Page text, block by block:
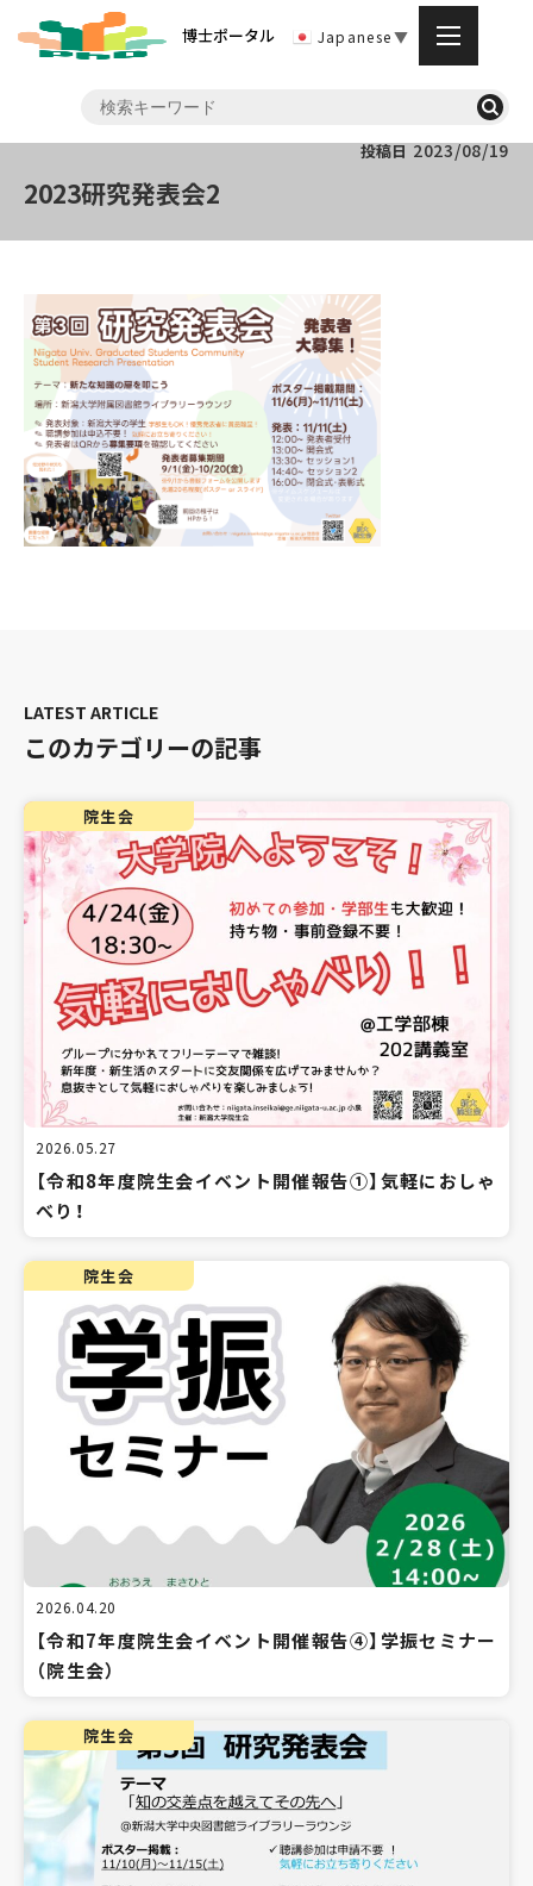
博士ポータル Japanese▼
投稿日 2023/08/19
2023研究発表会2
このカテゴリーの記事
院生会
2026.05.27
【令和8年度院生会イベント開催報告①】気軽におしゃ
べり！
院生会
2026.04.20
【令和7年度院生会イベント開催報告④】学振セミナー
（院生会）
院生会